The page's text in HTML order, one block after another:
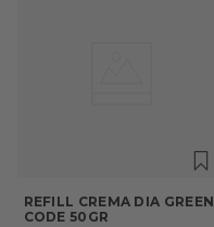
REFILL CREMA DIA GREEN
CODE 50GR